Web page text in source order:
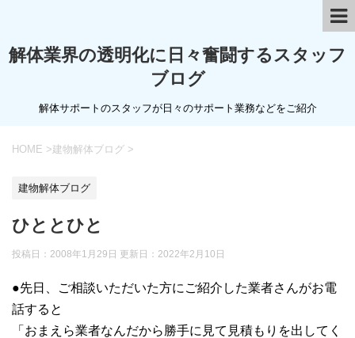
解体業界の透明化に日々奮闘するスタッフ
ブログ
解体サポートのスタッフが日々のサポート業務などをご紹介
HOME >建物解体ブログ >
建物解体ブログ
ひととひと
投稿日：2008年1月29日 更新日： 2022年2月10日
●先日、ご相談いただいた方にご紹介した業者さんがお電
話すると
「おまえら業者なんだから勝手に見て見積もりを出してく